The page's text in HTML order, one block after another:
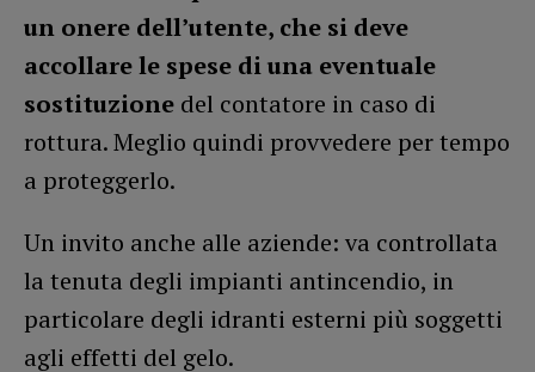
un onere dell’utente, che si deve
accollare le spese di una eventuale
sostituzione del contatore in caso di
rottura. Meglio quindi provvedere per tempo
a proteggerlo.
Un invito anche alle aziende: va controllata
la tenuta degli impianti antincendio, in
particolare degli idranti esterni più soggetti
agli effetti del gelo.